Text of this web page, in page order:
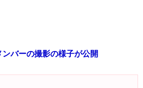
バーの撮影の様子が公開